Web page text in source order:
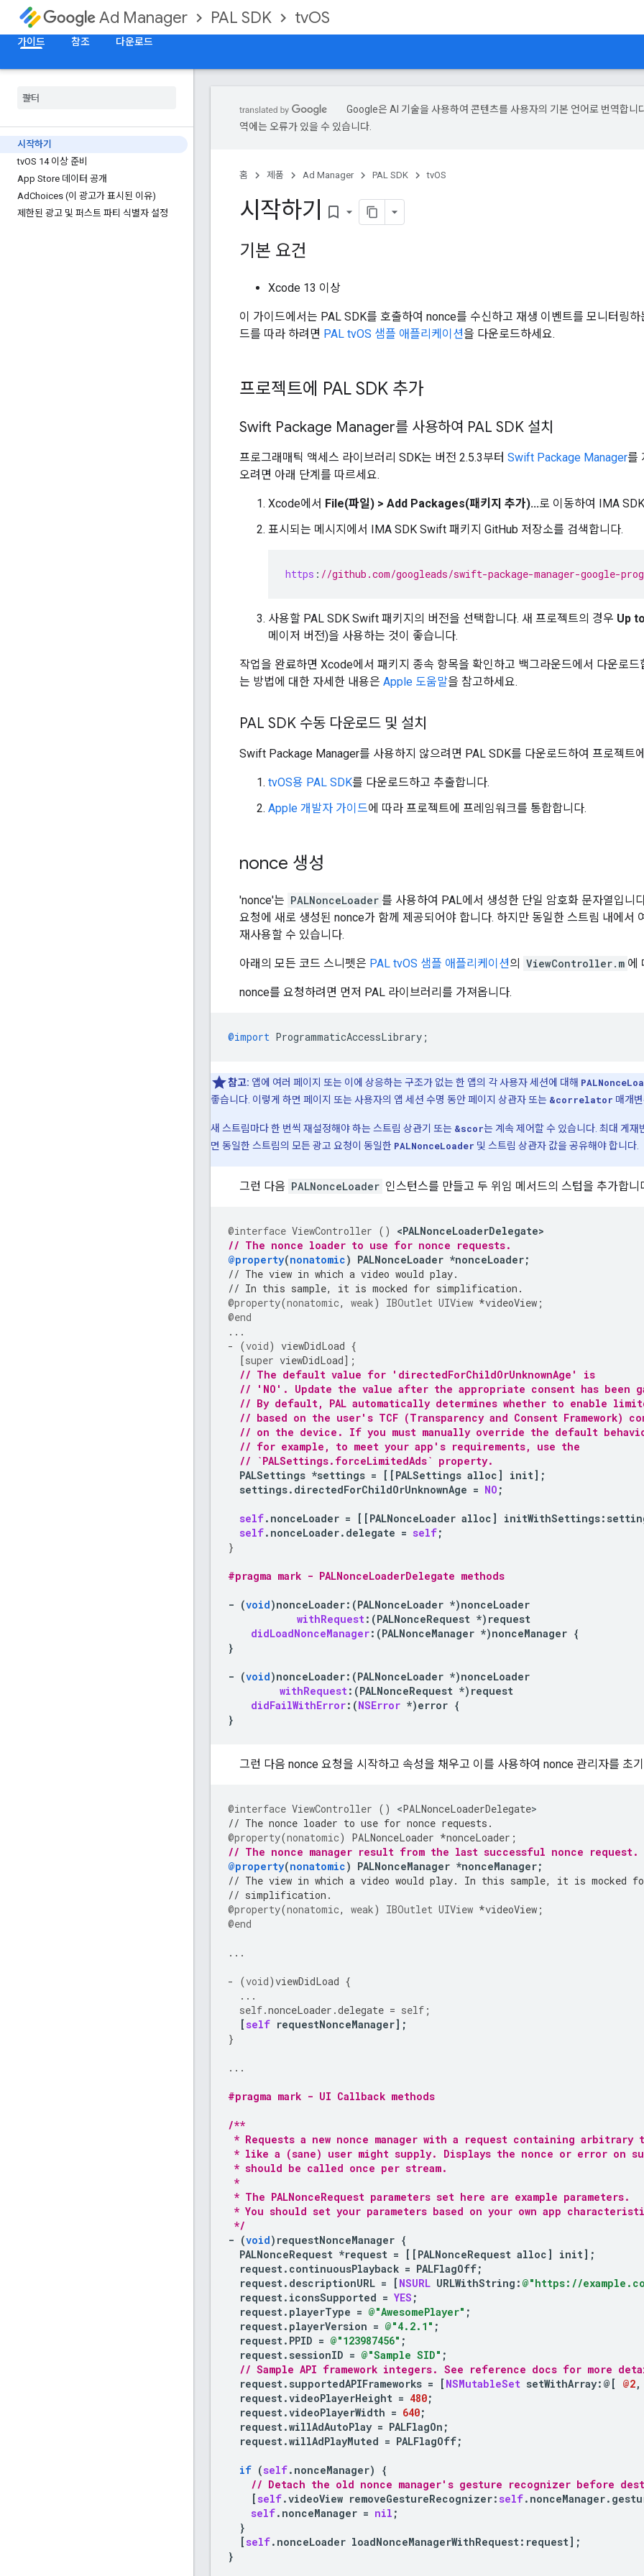
Ad Manager PAL SDK tvOS
가이드
참조 다운로드
시작하기
tvOS 14 이상 준비
App Store 데이터 공개
AdChoices (이 광고가 표시된 이유)
제한된 광고 및 퍼스트 파티 식별자 설정
Google은 AI 기술을 사용하여 콘텐츠를 사용자의 기본 언어로 번역합니
역에는 오류가 있을 수 있습니다.
홈 제품 Ad Manager PAL SDK tvOS
시작하기 bookmark_border
기본 요건
Xcode 13 이상
이 가이드에서는 PAL SDK를 호출하여 nonce를 수신하고 재생 이벤트를 모니터링하
드를 따라 하려면 PAL tvOS 샘플 애플리케이션을 다운로드하세요.
프로젝트에 PAL SDK 추가
Swift Package Manager를 사용하여 PAL SDK 설치
프로그래매틱 액세스 라이브러리 SDK는 버전 2.5.3부터 Swift Package Manager를
오려면 아래 단계를 따르세요.
Xcode에서 File(파일) > Add Packages(패키지 추가)...로 이동하여 IMA
표시되는 메시지에서 IMA SDK Swift 패키지 GitHub 저장소를 검색합니다.
https : //github.com/googleads/swift-package-manager-google-
사용할 PAL SDK Swift 패키지의 버전을 선택합니다. 새 프로젝트의 경우 Up
메이저 버전)을 사용하는 것이 좋습니다.
작업을 완료하면 Xcode에서 패키지 종속 항목을 확인하고 백그라운드에서 다운로
는 방법에 대한 자세한 내용은 Apple 도움말을 참고하세요.
PAL SDK 수동 다운로드 및 설치
Swift Package Manager를 사용하지 않으려면 PAL SDK를 다운로드하여 프로젝트
tvOS용 PAL SDK를 다운로드하고 추출합니다.
Apple 개발자 가이드에 따라 프로젝트에 프레임워크를 통합합니다.
nonce 생성
'nonce'는 PALNonceLoader 를 사용하여 PAL에서 생성한 단일 암호화 문자열입니
요청에 새로 생성된 nonce가 함께 제공되어야 합니다. 하지만 동일한 스트림 내에서
재사용할 수 있습니다.
아래의 모든 코드 스니펫은 PAL tvOS 샘플 애플리케이션의 ViewController.m 에
nonce를 요청하려면 먼저 PAL 라이브러리를 가져옵니다.
@import ProgrammaticAccessLibrary ;
참고: 앱에 여러 페이지 또는 이에 상응하는 구조가 없는 한 앱의 각 사용자 세션에 대해
좋습니다. 이렇게 하면 페이지 또는 사용자의 앱 세션 수명 동안 페이지 상관자 또는 &correlator 매개
새 스트림마다 한 번씩 재설정해야 하는 스트림 상관기 또는 &scor는 계속 제어할 수 있습니다. 최대 게재
면 동일한 스트림의 모든 광고 요청이 동일한 PALNonceLoader 및 스트림 상관자 값을 공유해야 합니다.
그런 다음 PALNonceLoader 인스턴스를 만들고 두 위임 메서드의 스텁을 추가합니
@interface ViewController () <PALNonceLoaderDelegate
// The nonce loader to use for nonce requests.
@property(nonatomic) PALNonceLoader *nonceLoader;
// The view in which a video would play.
// In this sample, it is mocked for simplification.
@property(nonatomic, weak) IBOutlet UIView *videoView ;
@end
...
-
(void) viewDidLoad {
[super viewDidLoad];
// The default value for 'directedForChildOrUnknownAge' is
// 'NO'. Update the value after the appropriate consent has been
// By default, PAL automatically determines whether to enable
// based on the user's TCF (Transparency and Consent Framework)
// on the device. If you must manually override the default
// for example, to meet your app's requirements, use the
// `PALSettings.forceLimitedAds` property.
PALSettings *settings = [[ PALSettings alloc] init];
settings. directedForChildOrUnknownAge = NO ;
self. nonceLoader = [[ PALNonceLoader alloc] initWithSettings:
self. nonceLoader. delegate = self;
}
#pragma mark - PALNonceLoaderDelegate methods
- (void)nonceLoader: (PALNonceLoader *)nonceLoader
withRequest:(PALNonceRequest *) request
didLoadNonceManager:(PALNonceManager *)nonceManager {
}
- (void)nonceLoader: (PALNonceLoader *)nonceLoader
withRequest:(PALNonceRequest *) request
didFailWithError:(NSError *)error {
}
그런 다음 nonce 요청을 시작하고 속성을 채우고 이를 사용하여 nonce 관리자를 초
@interface ViewController () <PALNonceLoaderDelegate
// The nonce loader to use for nonce requests.
@property(nonatomic) PALNonceLoader *nonceLoader ;
// The nonce manager result from the last successful nonce request.
@property(nonatomic) PALNonceManager *nonceManager;
// The view in which a video would play. In this sample, it is mocked
// simplification.
@property(nonatomic, weak) IBOutlet UIView *videoView ;
@end
...
- (void)viewDidLoad {
...
self.nonceLoader .delegate = self ;
[ self requestNonceManager];
}
...
#pragma mark - UI Callback methods
/**
* Requests a new nonce manager with a request containing arbitrary
* like a (sane) user might supply. Displays the nonce or error on
* should be called once per stream.
*
* The PALNonceRequest parameters set here are example parameters.
* You should set your parameters based on your own app
*/
- (void) requestNonceManager {
PALNonceRequest *request = [[ PALNonceRequest alloc] init];
request. continuousPlayback = PALFlagOff;
request. descriptionURL = [ NSURL URLWithString : @"https://
request. iconsSupported = YES ;
request. playerType = @"AwesomePlayer" ;
request. playerVersion = @"4.2.1" ;
request. PPID = @"123987456" ;
request. sessionID = @"Sample SID" ;
// Sample API framework integers. See reference docs for more
request. supportedAPIFrameworks = [ NSMutableSet setWithArray: @[ @2,
request.videoPlayerHeight = 480;
request.videoPlayerWidth = 640;
request.willAdAutoPlay = PALFlagOn ;
request.willAdPlayMuted = PALFlagOff;
if (self. nonceManager)
{
// Detach the old nonce manager's gesture recognizer before
[ self.videoView removeGestureRecognizer: self. nonceManager.
self. nonceManager = nil ;
}
[ self. nonceLoader loadNonceManagerWithRequest: request];
}